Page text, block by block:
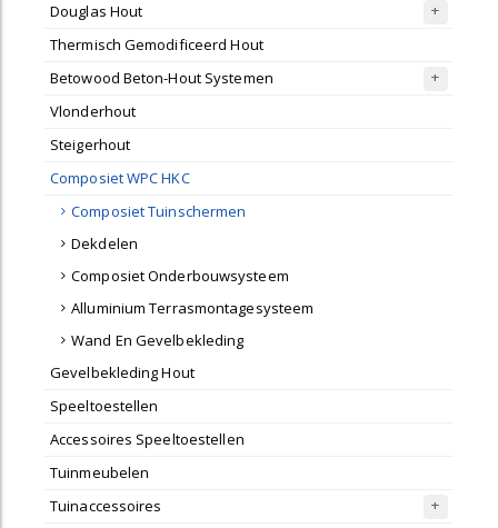
Douglas Hout
Thermisch Gemodificeerd Hout
Betowood Beton-Hout Systemen
Vlonderhout
Steigerhout
Composiet WPC HKC
Composiet Tuinschermen
Dekdelen
Composiet Onderbouwsysteem
Alluminium Terrasmontagesysteem
Wand En Gevelbekleding
Gevelbekleding Hout
Speeltoestellen
Accessoires Speeltoestellen
Tuinmeubelen
Tuinaccessoires